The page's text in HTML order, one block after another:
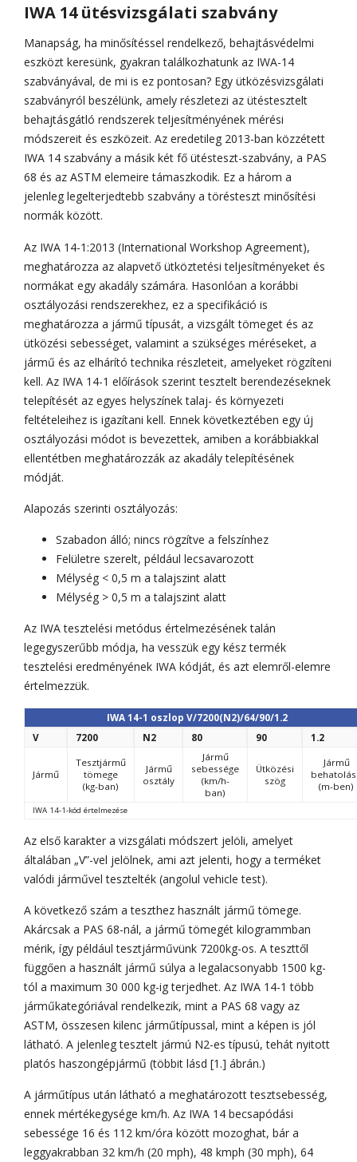
IWA 14 ütésvizsgálati szabvány
Manapság, ha minősítéssel rendelkező, behajtásvédelmi
eszközt keresünk, gyakran találkozhatunk az IWA-14
szabványával, de mi is ez pontosan? Egy ütközésvizsgálati
szabványról beszélünk, amely részletezi az ütéstesztelt
behajtásgátló rendszerek teljesítményének mérési
módszereit és eszközeit. Az eredetileg 2013-ban közzétett
IWA 14 szabvány a másik két fő ütésteszt-szabvány, a PAS
68 és az ASTM elemeire támaszkodik. Ez a három a
jelenleg legelterjedtebb szabvány a törésteszt minősítési
normák között.
Az IWA 14-1:2013 (International Workshop Agreement),
meghatározza az alapvető ütköztetési teljesítményeket és
normákat egy akadály számára. Hasonlóan a korábbi
osztályozási rendszerekhez, ez a specifikáció is
meghatározza a jármű típusát, a vizsgált tömeget és az
ütközési sebességet, valamint a szükséges méréseket, a
jármű és az elhárító technika részleteit, amelyeket rögzíteni
kell. Az IWA 14-1 előírások szerint tesztelt berendezéseknek
telepítését az egyes helyszínek talaj- és környezeti
feltételeihez is igazítani kell. Ennek következtében egy új
osztályozási módot is bevezettek, amiben a korábbiakkal
ellentétben meghatározzák az akadály telepítésének
módját.
Alapozás szerinti osztályozás:
Szabadon álló; nincs rögzítve a felszínhez
Felületre szerelt, például lecsavarozott
Mélység < 0,5 m a talajszint alatt
Mélység > 0,5 m a talajszint alatt
Az IWA tesztelési metódus értelmezésének talán
legegyszerűbb módja, ha vesszük egy kész termék
tesztelési eredményének IWA kódját, és azt elemről-elemre
értelmezzük.
IWA 14-1 oszlop V/7200(N2)/64/90/1.2
V
7200 N2 80 90 1.2
Jármű
Tesztjármű
tömege
(kg-ban)
Jármű
osztály
Jármű
sebessége
(km/h-
ban)
Ütközési
szög
Jármű
(m-ben)
IWA 14-1-kód értelmezése
Az első karakter a vizsgálati módszert jelöli, amelyet
általában „V”-vel jelölnek, ami azt jelenti, hogy a terméket
valódi járművel tesztelték (angolul vehicle test).
A következő szám a teszthez használt jármű tömege.
Akárcsak a PAS 68-nál, a jármű tömegét kilogrammban
mérik, így például tesztjárművünk 7200kg-os. A teszttől
függően a használt jármű súlya a legalacsonyabb 1500 kg-
tól a maximum 30 000 kg-ig terjedhet. Az IWA 14-1 több
járműkategóriával rendelkezik, mint a PAS 68 vagy az
ASTM, összesen kilenc járműtípussal, mint a képen is jól
látható. A jelenleg tesztelt jármú N2-es típusú, tehát nyitott
platós haszongépjármű (többit lásd [1.] ábrán.)
A járműtípus után látható a meghatározott tesztsebesség,
ennek mértékegysége km/h. Az IWA 14 becsapódási
sebessége 16 és 112 km/óra között mozoghat, bár a
leggyakrabban 32 km/h (20 mph), 48 kmph (30 mph), 64